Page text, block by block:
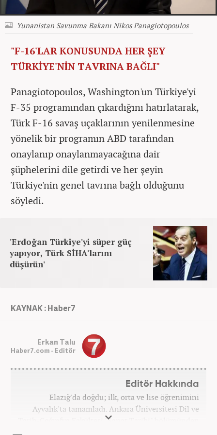
Yunanistan Savunma Bakanı Nikos Panagiotopoulos
"F-16'LAR KONUSUNDA HER ŞEY
TÜRKİYE'NİN TAVRINA BAĞLI"
Panagiotopoulos, Washington'un Türkiye'yi
F-35 programından çıkardığını hatırlatarak,
Türk F-16 savaş uçaklarının yenilenmesine
yönelik bir programın ABD tarafından
onaylanıp onaylanmayacağına dair
şüphelerini dile getirdi ve her şeyin
Türkiye'nin genel tavrına bağlı olduğunu
söyledi.
'Erdoğan Türkiye'yi süper güç
yapıyor, Türk SİHA'larını
düşürün'
KAYNAK : Haber7
Erkan Talu
Haber7.com - Editör
Editör Hakkında
Elazığ'da doğdu; ilk, orta ve lise öğrenimini
Ayvalık'ta tamamladı. Ankara Üniversitesi Dil ve
Tarih-Coğrafya Fakültesi "Sanat Tarihi" bölümünden